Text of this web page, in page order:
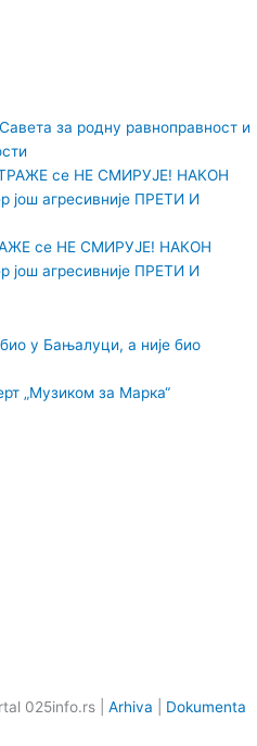
за родну равноправност и
се НЕ СМИРУЈЕ! НАКОН
агресивније ПРЕТИ И
у Бањалуци, а није био
„Музиком за Марка“
025info.rs | Arhiva
Dokumenta